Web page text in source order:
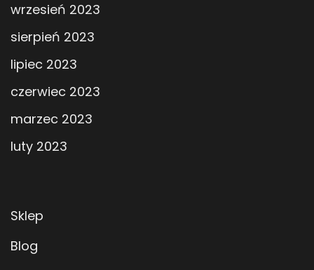
wrzesień 2023
sierpień 2023
lipiec 2023
czerwiec 2023
marzec 2023
luty 2023
Sklep
Blog